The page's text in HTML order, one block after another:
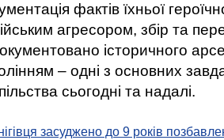
фактів їхньої
агресором, збір та
історичного
– одні з основних
сьогодні та надалі.
засуджено до 9 років